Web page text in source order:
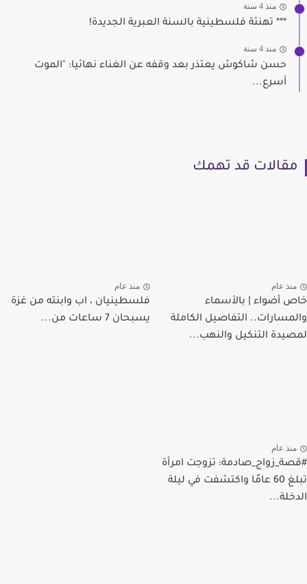
منذ 4 سنة
*** تهنئة فلسطينية بالسنة العبرية الجديدة!
منذ 4 سنة
حسن شاكوش يعتذر بعد وقفه عن الغناء نهائيا: "الموت
أسرع...
مقالات قد تهمك
منذ عام
خاص أضواء | بالأسماء
والمسارات.. التفاصيل الكاملة
لمصيدة التنكيل والنهب...
منذ عام
فلسطينيان ، اب وابنته من غزة
يسبحان 7 ساعات من...
منذ عام
#قصة_زواج_صادمة: تزوجت امرأة
تبلغ 60 عامًا واكتشفت في ليلة
الدخلة...